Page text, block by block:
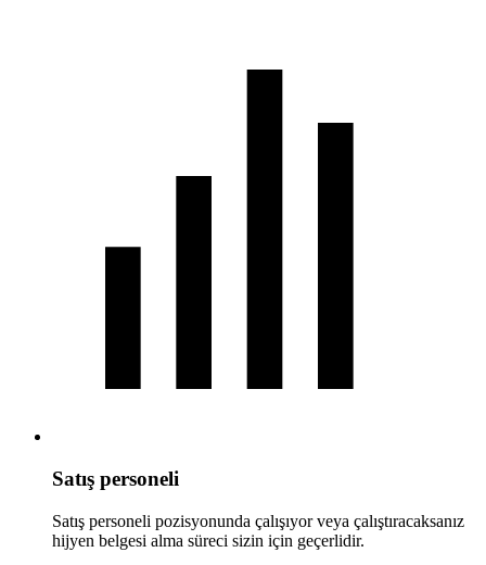
Satış personeli
Satış personeli pozisyonunda çalışıyor veya çalıştıracaksanız
hijyen belgesi alma süreci sizin için geçerlidir.